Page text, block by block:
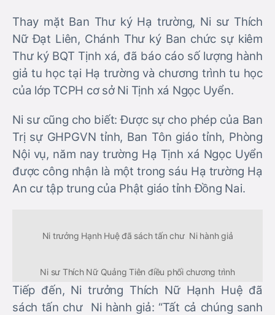
Thay mặt Ban Thư ký Hạ trường, Ni sư Thích
Nữ Đạt Liên, Chánh Thư ký Ban chức sự kiêm
Thư ký BQT Tịnh xá, đã báo cáo số lượng hành
giả tu học tại Hạ trường và chương trình tu học
của lớp TCPH cơ sở Ni Tịnh xá Ngọc Uyển.
Ni sư cũng cho biết: Được sự cho phép của Ban
Trị sự GHPGVN tỉnh, Ban Tôn giáo tỉnh, Phòng
Nội vụ, năm nay trường Hạ Tịnh xá Ngọc Uyển
được công nhận là một trong sáu Hạ trường Hạ
An cư tập trung của Phật giáo tỉnh Đồng Nai.
Ni trưởng Hạnh Huệ đã sách tấn chư Ni hành giả
Ni sư Thích Nữ Quảng Tiên điều phối chương trình
Tiếp đến, Ni trưởng Thích Nữ Hạnh Huệ đã
sách tấn chư Ni hành giả: “Tất cả chúng sanh